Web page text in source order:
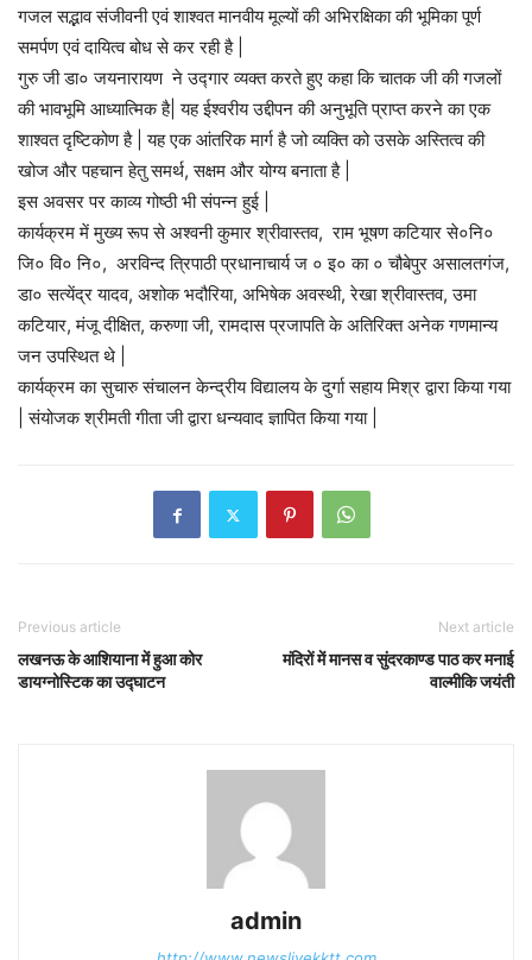
गजल सद्भाव संजीवनी एवं शाश्वत मानवीय मूल्यों की अभिरक्षिका की भूमिका पूर्ण
समर्पण एवं दायित्व बोध से कर रही है |
गुरु जी डा० जयनारायण ने उद्गार व्यक्त करते हुए कहा कि चातक जी की गजलों
की भावभूमि आध्यात्मिक है| यह ईश्वरीय उद्दीपन की अनुभूति प्राप्त करने का एक
शाश्वत दृष्टिकोण है | यह एक आंतरिक मार्ग है जो व्यक्ति को उसके अस्तित्व की
खोज और पहचान हेतु समर्थ, सक्षम और योग्य बनाता है |
इस अवसर पर काव्य गोष्ठी भी संपन्न हुई |
कार्यक्रम में मुख्य रूप से अश्वनी कुमार श्रीवास्तव, राम भूषण कटियार से०नि०
जि० वि० नि०, अरविन्द त्रिपाठी प्रधानाचार्य ज ० इ० का ० चौबेपुर असालतगंज,
डा० सत्येंद्र यादव, अशोक भदौरिया, अभिषेक अवस्थी, रेखा श्रीवास्तव, उमा
कटियार, मंजू दीक्षित, करुणा जी, रामदास प्रजापति के अतिरिक्त अनेक गणमान्य
जन उपस्थित थे |
कार्यक्रम का सुचारु संचालन केन्द्रीय विद्यालय के दुर्गा सहाय मिश्र द्वारा किया गया
| संयोजक श्रीमती गीता जी द्वारा धन्यवाद ज्ञापित किया गया |
Previous article
लखनऊ के आशियाना में हुआ कोर
डायग्नोस्टिक का उद्घाटन
Next article
मंदिरों में मानस व सुंदरकाण्ड पाठ कर मनाई
वाल्मीकि जयंती
admin